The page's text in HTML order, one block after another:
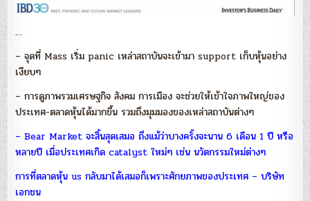
…
– จุดที่ Mass เริ่ม panic เหล่าสถาบันจะเข้ามา support เก็บหุ้นอย่าง
เงียบๆ
– การดูภาพรวมเศรษฐกิจ สังคม การเมือง จะช่วยให้เข้าใจภาพใหญ่ของ
ประเทศ-ตลาดหุ้นได้มากขึ้น รวมถึงมุมมองของเหล่าสถาบันต่างๆ
– Bear Market จะสิ้นสุดเสมอ ถึงแม้ว่าบางครั้งจะนาน 6 เดือน 1 ปี หรือ
หลายปี เมื่อประเทศเกิด catalyst ใหม่ๆ เช่น นวัตกรรมใหม่ต่างๆ
การที่ตลาดหุ้น us กลับมาได้เสมอก็เพราะศักยภาพของประเทศ – บริษัท
เอกชน